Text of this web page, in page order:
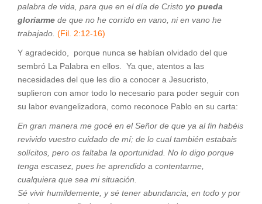
palabra de vida, para que en el día de Cristo yo pueda
gloriarme de que no he corrido en vano, ni en vano he
trabajado. (Fil. 2:12-16)
Y agradecido, porque nunca se habían olvidado del que
sembró La Palabra en ellos. Ya que, atentos a las
necesidades del que les dio a conocer a Jesucristo,
suplieron con amor todo lo necesario para poder seguir con
su labor evangelizadora, como reconoce Pablo en su carta:
En gran manera me gocé en el Señor de que ya al fin habéis
revivido vuestro cuidado de mí; de lo cual también estabais
solícitos, pero os faltaba la oportunidad. No lo digo porque
tenga escasez, pues he aprendido a contentarme,
cualquiera que sea mi situación.
Sé vivir humildemente, y sé tener abundancia; en todo y por